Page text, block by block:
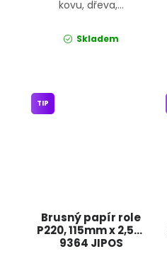
kovu, dřeva,...
Skladem
Brusný papír role
P220, 115mm x 2,5m
9364 JIPOS
TIP